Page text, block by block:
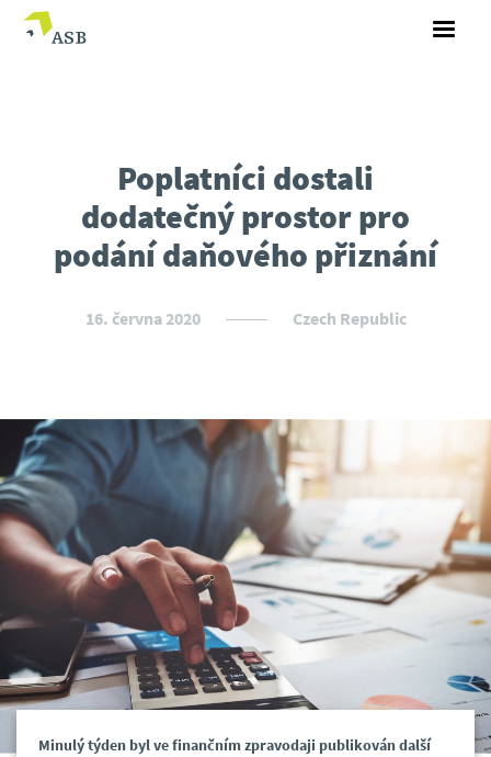
Poplatníci dostali
dodatečný prostor pro
podání daňového přiznání
16. června 2020 Czech Republic
Minulý týden byl ve finančním zpravodaji publikován další